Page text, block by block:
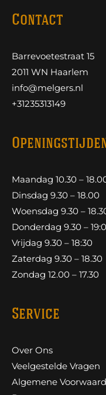
Contact
Barrevoetestraat 15
2011 WN Haarlem
info@melgers.nl
+31235313149
Maandag 10.30 –
Dinsdag 9.30 – 18.00
Woensdag 9.30 –
Donderdag 9.30 –
Vrijdag 9.30 – 18:30
Zaterdag 9.30 – 18.30
Zondag 12.00 – 17.30
Service
Over Ons
Veelgestelde Vragen
Algemene